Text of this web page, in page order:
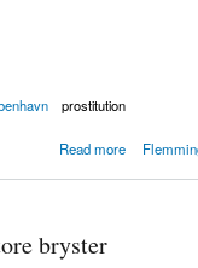
prostitution
Read more
bryster